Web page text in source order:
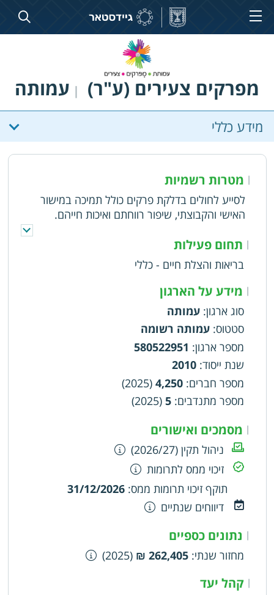
מפרקים צעירים (ע"ר) | עמותה
מידע כללי
| מטרות רשמיות
לסייע לחולים בדלקת פרקים כולל תמיכה במישור
האישי והקבוצתי, שיפור רווחתם ואיכות חייהם.
החולה וחידושים בטיפול. לפעול מול המחוקק
להכללת מגוון טיפולים ותרופות בסל הבריאות. לערוך
כנסים, ימי עיון והרצאות. פעילות חברתית לחולים ובני
משפחותיהם
| תחום פעילות
בריאות והצלת חיים - כללי
| מידע על הארגון
סוג ארגון: עמותה
סטטוס: עמותה רשומה
מספר ארגון:
580522951
שנת ייסוד:
2010
מספר חברים:
4,250
(2025)
מספר מתנדבים:
5
(2025)
| מסמכים ואישורים
ניהול תקין (2026/27)
זיכוי ממס לתרומות
תוקף זיכוי תרומות ממס:
31/12/2026
דיווחים שנתיים
| נתונים כספיים
מחזור שנתי:
262,405 ₪
(2025)
|קהל יעד